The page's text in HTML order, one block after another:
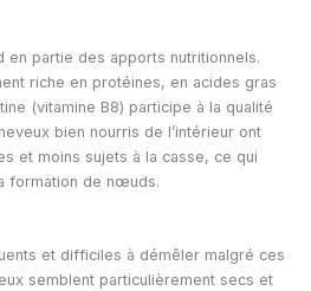
en partie des apports nutritionnels.
riche en protéines, en acides gras
(vitamine B8) participe à la qualité
bien nourris de l’intérieur ont
et moins sujets à la casse, ce qui
formation de nœuds.
et difficiles à démêler malgré ces
semblent particulièrement secs et